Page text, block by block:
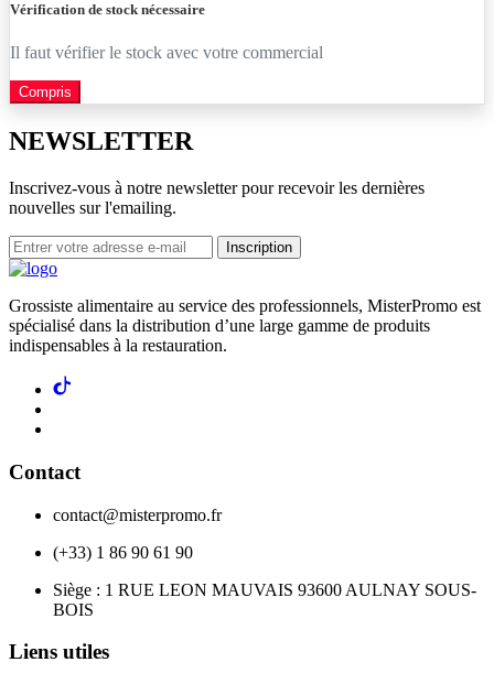
Vérification de stock nécessaire
Il faut vérifier le stock avec votre commercial
Compris
NEWSLETTER
Inscrivez-vous à notre newsletter pour recevoir les dernières
nouvelles sur l'emailing.
Inscription
Grossiste alimentaire au service des professionnels, MisterPromo est
spécialisé dans la distribution d’une large gamme de produits
indispensables à la restauration.
Contact
contact@misterpromo.fr
(+33) 1 86 90 61 90
Siège : 1 RUE LEON MAUVAIS 93600 AULNAY SOUS-
BOIS
Liens utiles